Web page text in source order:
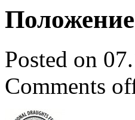
Posted on
Comments